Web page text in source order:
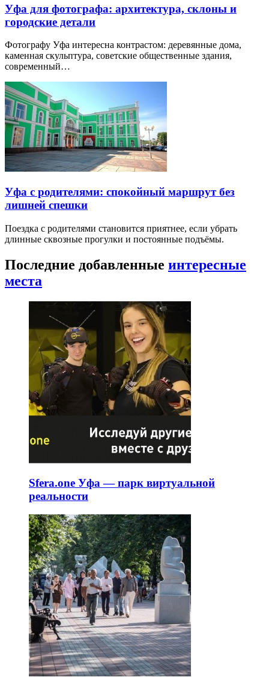
Уфа для фотографа: архитектура, склоны и
городские детали
Фотографу Уфа интересна контрастом: деревянные дома,
каменная скульптура, советские общественные здания,
современный…
Уфа с родителями: спокойный маршрут без
лишней спешки
Поездка с родителями становится приятнее, если убрать
длинные сквозные прогулки и постоянные подъёмы.
Последние добавленные интересные
места
Sfera.one Уфа — парк виртуальной
реальности